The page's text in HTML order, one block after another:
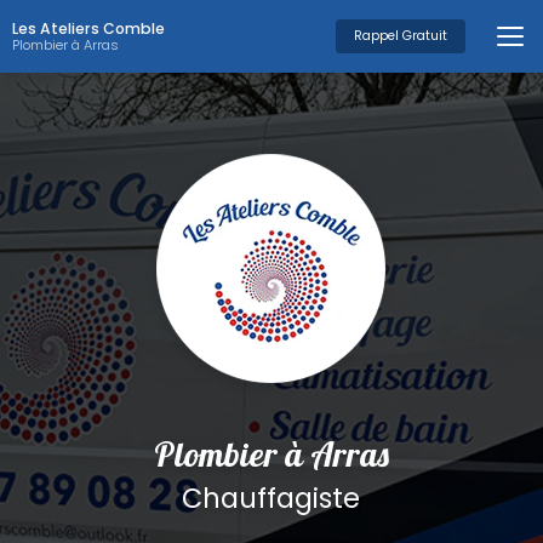
au
contenu
principal
Les Ateliers Comble
Plombier à Arras Rappel Gratuit
Plombier à Arras
Chauffagiste